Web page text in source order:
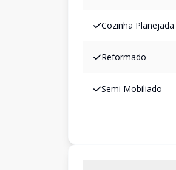
Cozinha Planejada
Reformado
Semi Mobiliado